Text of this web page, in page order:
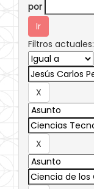
por
Filtros actuales: